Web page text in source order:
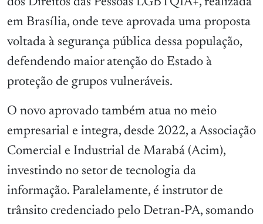
em Brasília, onde teve aprovada uma proposta
voltada à segurança pública dessa população,
defendendo maior atenção do Estado à
proteção de grupos vulneráveis.
O novo aprovado também atua no meio
empresarial e integra, desde 2022, a Associação
Comercial e Industrial de Marabá (Acim),
investindo no setor de tecnologia da
informação. Paralelamente, é instrutor de
trânsito credenciado pelo Detran-PA, somando